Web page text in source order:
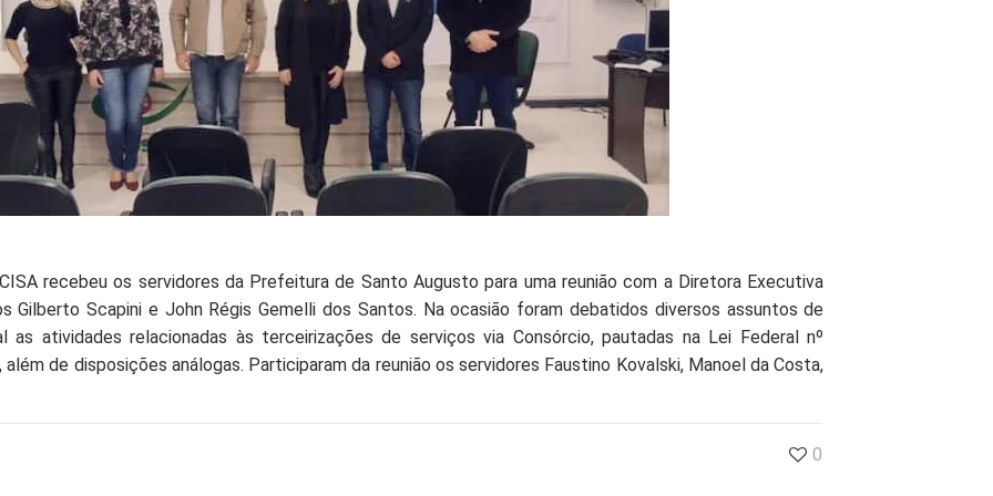
recebeu os servidores da Prefeitura de Santo Augusto para uma reunião com a Diretora Executiva
Gilberto Scapini e John Régis Gemelli dos Santos. Na ocasião foram debatidos diversos assuntos de
as atividades relacionadas às terceirizações de serviços via Consórcio, pautadas na Lei Federal nº
de disposições análogas. Participaram da reunião os servidores Faustino Kovalski, Manoel da Costa,
0